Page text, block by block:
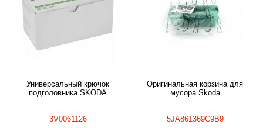
Универсальный крючок
подголовника SKODA
3V0061126
Оригинальная корзина для
мусора Skoda
5JA861369C9B9